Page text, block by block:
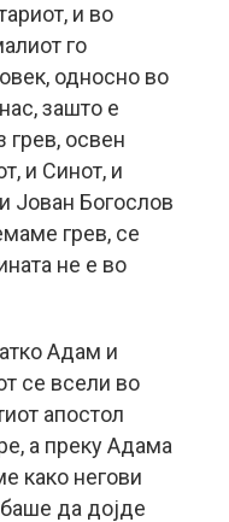
и во
го
односно во
зашто е
грев, освен
и Синот, и
Јован Богослов
грев, се
не е во
Адам и
се всели во
апостол
а преку Адама
како негови
да дојде